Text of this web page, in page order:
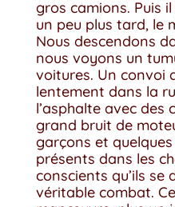
gros camions. Puis
un peu plus tard, le
Nous descendons
nous voyons un
voitures. Un convoi
lentement dans la
l’asphalte avec des
grand bruit de
garçons et
présents dans les
conscients qu’ils se
véritable combat.